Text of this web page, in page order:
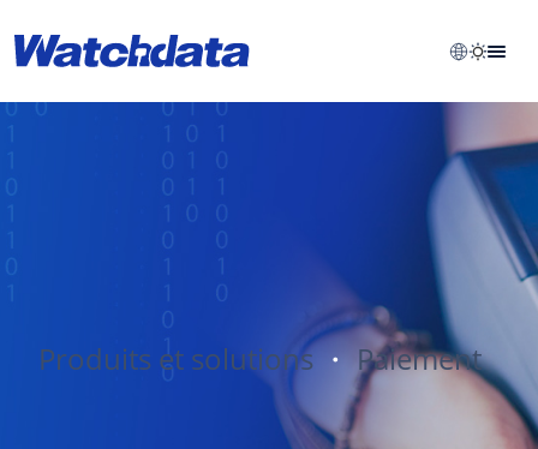
Produits et solutions ・ Paiement